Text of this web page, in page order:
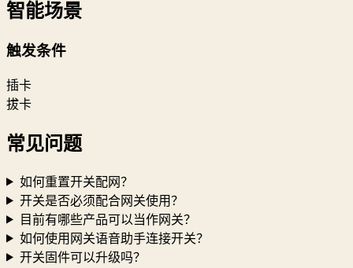
智能场景
触发条件
插卡
拔卡
常见问题
如何重置开关配网？
开关是否必须配合网关使用？
目前有哪些产品可以当作网关？
如何使用网关语音助手连接开关？
开关固件可以升级吗？